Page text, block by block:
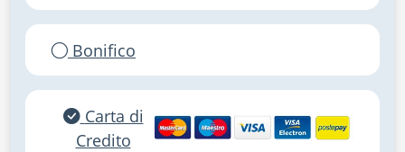
Bonifico
Carta di
Credito